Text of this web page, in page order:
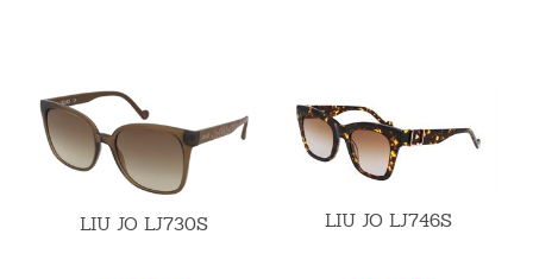
LIU JO LJ730S LIU JO LJ746S